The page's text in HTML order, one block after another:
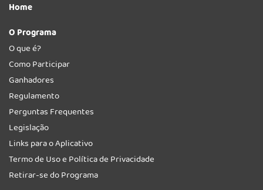
Home
O Programa
O que é?
Como Participar
Ganhadores
Regulamento
Perguntas Frequentes
Legislação
Links para o Aplicativo
Termo de Uso e Política de Privacidade
Retirar-se do Programa